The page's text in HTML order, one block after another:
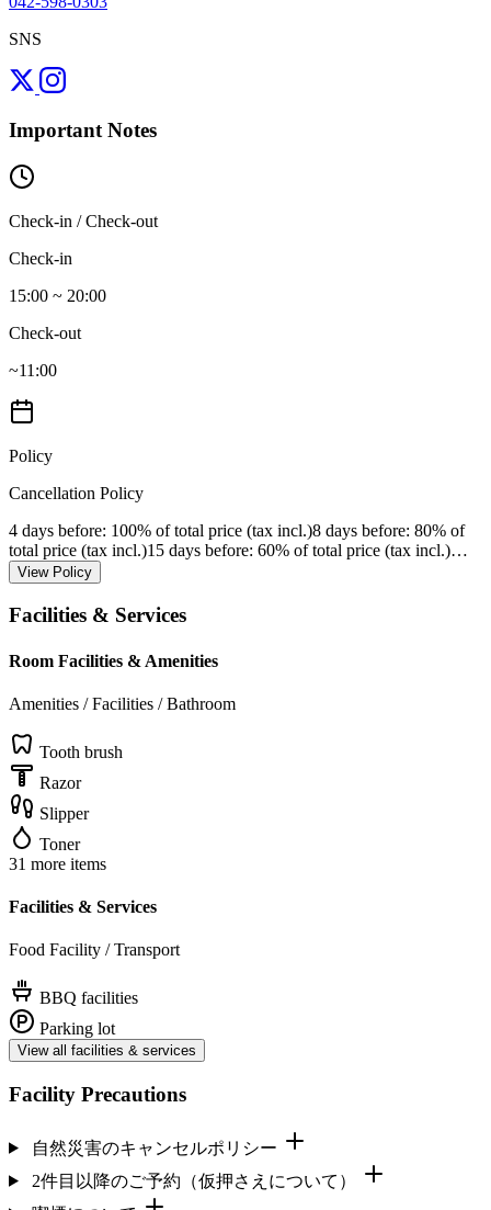
SNS
Important Notes
Check-in / Check-out
Check-in
15:00 ~ 20:00
Check-out
~11:00
Policy
Cancellation Policy
4 days before: 100% of total price (tax incl.)8 days before: 80% of
total price (tax incl.)15 days before: 60% of total price (tax incl.)…
View Policy
Facilities & Services
Room Facilities & Amenities
Amenities / Facilities / Bathroom
Tooth brush
Razor
Slipper
Toner
31 more items
Facilities & Services
Food Facility / Transport
BBQ facilities
Parking lot
View all facilities & services
Facility Precautions
自然災害のキャンセルポリシー
2件目以降のご予約（仮押さえについて）